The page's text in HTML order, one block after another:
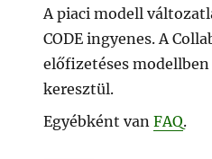
A piaci modell
CODE ingyenes. A
előfizetéses
keresztül.
Egyébként vanFAQ.